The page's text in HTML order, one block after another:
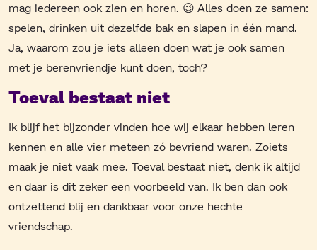
mag iedereen ook zien en horen. 😉 Alles doen ze samen:
spelen, drinken uit dezelfde bak en slapen in één mand.
Ja, waarom zou je iets alleen doen wat je ook samen
met je berenvriendje kunt doen, toch?
Toeval bestaat niet
Ik blijf het bijzonder vinden hoe wij elkaar hebben leren
kennen en alle vier meteen zó bevriend waren. Zoiets
maak je niet vaak mee. Toeval bestaat niet, denk ik altijd
en daar is dit zeker een voorbeeld van. Ik ben dan ook
ontzettend blij en dankbaar voor onze hechte
vriendschap.